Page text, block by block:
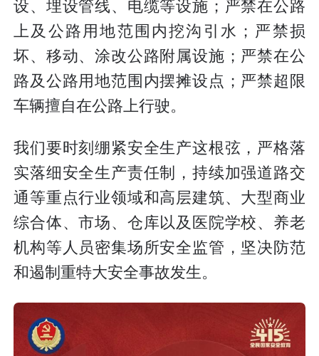
设、埋设管线、电缆等设施；严禁在公路
上及公路用地范围内挖沟引水；严禁损
坏、移动、涂改公路附属设施；严禁在公
路及公路用地范围内摆摊设点；严禁超限
车辆擅自在公路上行驶。
我们要时刻绷紧安全生产这根弦，严格落
实落细安全生产责任制，持续加强道路交
通等重点行业领域和高层建筑、大型商业
综合体、市场、仓库以及医院学校、养老
机构等人员密集场所安全监管，坚决防范
和遏制重特大安全事故发生。